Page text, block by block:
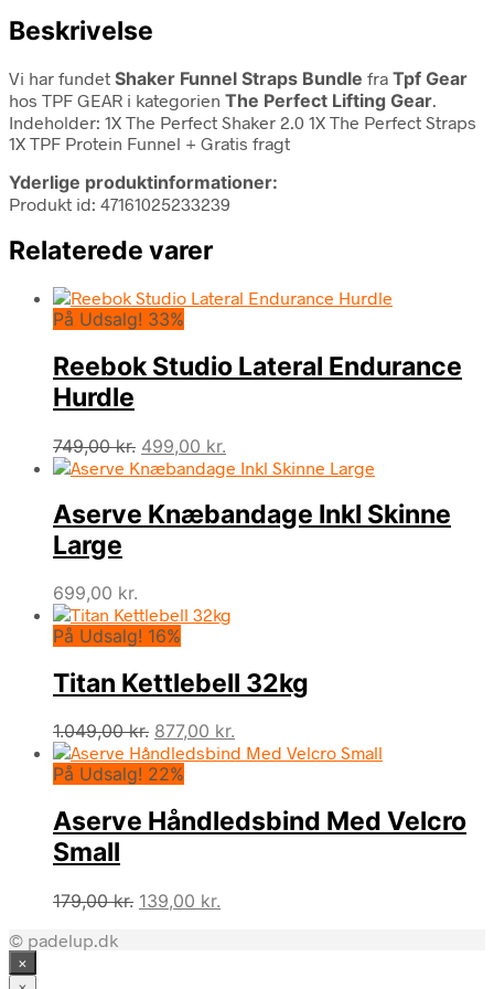
Beskrivelse
Vi har fundet Shaker Funnel Straps Bundle fra Tpf Gear
hos TPF GEAR i kategorien The Perfect Lifting Gear.
Indeholder: 1X The Perfect Shaker 2.0 1X The Perfect Straps
1X TPF Protein Funnel + Gratis fragt
Yderlige produktinformationer:
Produkt id: 47161025233239
Relaterede varer
På Udsalg! 33%
Reebok Studio Lateral Endurance
Hurdle
749,00kr. Den
oprindelige
var:
749,00 kr..
499,00 kr.
aktuelle
er:
499,00 kr..
Aserve Knæbandage Inkl Skinne
Large
699,00 kr.
På Udsalg! 16%
Titan Kettlebell 32kg
1.049,00kr. Den
oprindelige
pris
1.049,00 kr..
877,00 kr.
aktuelle
877,00 kr..
På Udsalg! 22%
Aserve Håndledsbind Med Velcro
Small
179,00kr. Den
139,00 kr.
© padelup.dk
×